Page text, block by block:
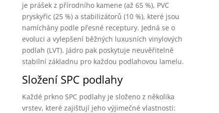
je prášek z přírodního kamene (až 65 %), PVC
pryskyřic (25 %) a stabilizátorů (10 %), které jsou
namíchány podle přesné receptury. Jedná se o
evoluci a vylepšení běžných luxusních vinylových
podlah (LVT). Jádro pak poskytuje neuvěřitelně
stabilní základnu pro každou podlahovou lamelu.
Složení SPC podlahy
Každé prkno SPC podlahy je složeno z několika
vrstev, které zajišťují jeho výjimečné vlastnosti: